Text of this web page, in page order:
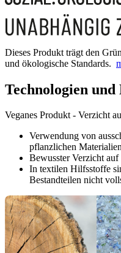
Dieses Produkt trägt den
und ökologische Standards.
Technologien
Veganes Produkt - Verzicht
Verwendung von
pflanzlichen
Bewusster Verzicht
In textilen Hilfsstoffe
Bestandteilen nicht